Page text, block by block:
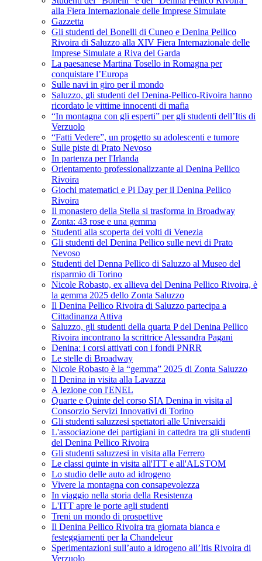
alla Fiera Internazionale delle Imprese Simulate
Gazzetta
Gli studenti del Bonelli di Cuneo e Denina Pellico
Rivoira di Saluzzo alla XIV Fiera Internazionale delle
Imprese Simulate a Riva del Garda
La paesanese Martina Tosello in Romagna per
conquistare l’Europa
Sulle navi in giro per il mondo
Saluzzo, gli studenti del Denina-Pellico-Rivoira hanno
ricordato le vittime innocenti di mafia
“In montagna con gli esperti” per gli studenti dell’Itis di
Verzuolo
“Fatti Vedere”, un progetto su adolescenti e tumore
Sulle piste di Prato Nevoso
In partenza per l'Irlanda
Orientamento professionalizzante al Denina Pellico
Rivoira
Giochi matematici e Pi Day per il Denina Pellico
Rivoira
Il monastero della Stella si trasforma in Broadway
Zonta: 43 rose e una gemma
Studenti alla scoperta dei volti di Venezia
Gli studenti del Denina Pellico sulle nevi di Prato
Nevoso
Studenti del Denna Pellico di Saluzzo al Museo del
risparmio di Torino
Nicole Robasto, ex allieva del Denina Pellico Rivoira, è
la gemma 2025 dello Zonta Saluzzo
Il Denina Pellico Rivoira di Saluzzo partecipa a
Cittadinanza Attiva
Saluzzo, gli studenti della quarta P del Denina Pellico
Rivoira incontrano la scrittrice Alessandra Pagani
Denina: i corsi attivati con i fondi PNRR
Le stelle di Broadway
Nicole Robasto è la “gemma” 2025 di Zonta Saluzzo
Il Denina in visita alla Lavazza
A lezione con l'ENEL
Quarte e Quinte del corso SIA Denina in visita al
Consorzio Servizi Innovativi di Torino
Gli studenti saluzzesi spettatori alle Universaidi
L'associazione dei partigiani in cattedra tra gli studenti
del Denina Pellico Rivoira
Gli studenti saluzzesi in visita alla Ferrero
Le classi quinte in visita all'ITT e all'ALSTOM
Lo studio delle auto ad idrogeno
Vivere la montagna con consapevolezza
In viaggio nella storia della Resistenza
L'ITT apre le porte agli studenti
Treni un mondo di prospettive
Il Denina Pellico Rivoira tra giornata bianca e
festeggiamenti per la Chandeleur
Sperimentazioni sull’auto a idrogeno all’Itis Rivoira di
Verzuolo